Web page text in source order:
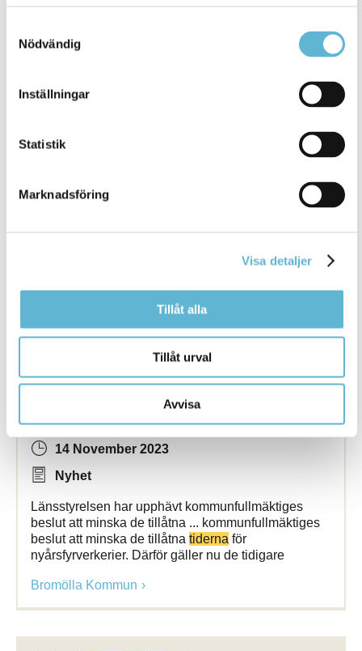
Nödvändig
Inställningar
Statistik
Marknadsföring
Visa detaljer
Tillåt alla
Tillåt urval
Avvisa
Bromölla Kommun
Nyhet
en del av kommunens verksamheter ändrade
[Arkiverad] Beslutadefyrverkeritider
14 November 2023
Nyhet
Länsstyrelsen har upphävt kommunfullmäktiges
beslut att minska de tillåtna ... kommunfullmäktiges
beslut att minska de tillåtna tiderna för
nyårsfyrverkerier. Därför gäller nu de tidigare
Bromölla Kommun